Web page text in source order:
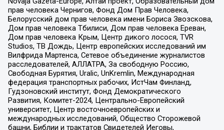
прав человека Чернигов, Фонд Дом Прав Человека,
Белорусский дом прав человека имени Бориса Звозскова,
Дом прав человека Тбилиси, Дом прав человека Ереван,
Дом прав человека Крым, Центр дикого лосося, TVR
Studios, ТВ Дождь, Центр европейских исследований им
Вилфрида Мартенса, Сетевое объединение журналистов
расследователей, АЛЛАТРА, За свободную Россию,
Свободная Бурятия, Uralic, UnKremlin, Международная
федерация транспортных рабочих, ИстЧам Финланд,
Гудзоновский институт, Фонд Демократического
Развития, Комитет-2024, Центрально-Европейский
университет, Центр восточноевропейских и
международных исследований, Общество Сторожевой
башни, Библии и трактатов Свидетелей Иеговы,